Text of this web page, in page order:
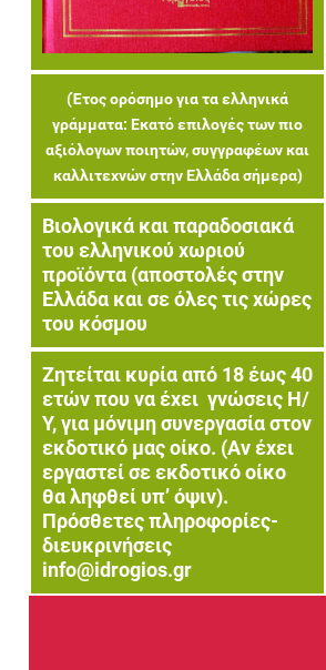
(Έτος ορόσημο για τα ελληνικά
γράμματα: Εκατό επιλογές των πιο
αξιόλογων ποιητών, συγγραφέων και
καλλιτεχνών στην Ελλάδα σήμερα)
Βιολογικά και παραδοσιακά
του ελληνικού χωριού
προϊόντα (αποστολές στην
Ελλάδα και σε όλες τις χώρες
του κόσμου
Ζητείται κυρία από 18 έως 40
ετών που να έχει γνώσεις Η/
Υ, για μόνιμη συνεργασία στον
εκδοτικό μας οίκο. (Αν έχει
εργαστεί σε εκδοτικό οίκο
θα ληφθεί υπ’ όψιν).
Πρόσθετες πληροφορίες-
διευκρινήσεις
info@idrogios.gr